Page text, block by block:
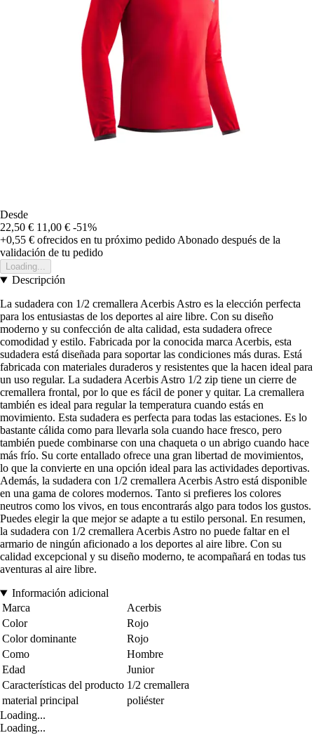
Desde
22,50 € 11,00 € -51%
+0,55 € ofrecidos en tu próximo pedido Abonado después de la
validación de tu pedido
Loading...
Descripción
La sudadera con 1/2 cremallera Acerbis Astro es la elección perfecta
para los entusiastas de los deportes al aire libre. Con su diseño
moderno y su confección de alta calidad, esta sudadera ofrece
comodidad y estilo. Fabricada por la conocida marca Acerbis, esta
sudadera está diseñada para soportar las condiciones más duras. Está
fabricada con materiales duraderos y resistentes que la hacen ideal para
un uso regular. La sudadera Acerbis Astro 1/2 zip tiene un cierre de
cremallera frontal, por lo que es fácil de poner y quitar. La cremallera
también es ideal para regular la temperatura cuando estás en
movimiento. Esta sudadera es perfecta para todas las estaciones. Es lo
bastante cálida como para llevarla sola cuando hace fresco, pero
también puede combinarse con una chaqueta o un abrigo cuando hace
más frío. Su corte entallado ofrece una gran libertad de movimientos,
lo que la convierte en una opción ideal para las actividades deportivas.
Además, la sudadera con 1/2 cremallera Acerbis Astro está disponible
en una gama de colores modernos. Tanto si prefieres los colores
neutros como los vivos, en tous encontrarás algo para todos los gustos.
Puedes elegir la que mejor se adapte a tu estilo personal. En resumen,
la sudadera con 1/2 cremallera Acerbis Astro no puede faltar en el
armario de ningún aficionado a los deportes al aire libre. Con su
calidad excepcional y su diseño moderno, te acompañará en todas tus
aventuras al aire libre.
Información adicional
Marca
Acerbis
Color
Rojo
Color dominante
Rojo
Como
Hombre
Edad
Junior
Características del producto 1/2 cremallera
material principal
poliéster
Loading...
Loading...